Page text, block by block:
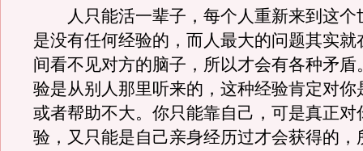
人只能活一辈子，每个人重新来到这个
是没有任何经验的，而人最大的问题其实就
间看不见对方的脑子，所以才会有各种矛盾
验是从别人那里听来的，这种经验肯定对你
或者帮助不大。你只能靠自己，可是真正对
验，又只能是自己亲身经历过才会获得的，